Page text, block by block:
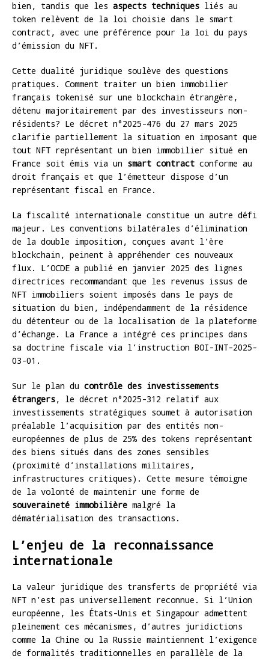
bien, tandis que les aspects techniques liés au
token relèvent de la loi choisie dans le smart
contract, avec une préférence pour la loi du pays
d’émission du NFT.
Cette dualité juridique soulève des questions
pratiques. Comment traiter un bien immobilier
français tokenisé sur une blockchain étrangère,
détenu majoritairement par des investisseurs non-
résidents? Le décret n°2025-476 du 27 mars 2025
clarifie partiellement la situation en imposant que
tout NFT représentant un bien immobilier situé en
France soit émis via un smart contract conforme au
droit français et que l’émetteur dispose d’un
représentant fiscal en France.
La fiscalité internationale constitue un autre défi
majeur. Les conventions bilatérales d’élimination
de la double imposition, conçues avant l’ère
blockchain, peinent à appréhender ces nouveaux
flux. L’OCDE a publié en janvier 2025 des lignes
directrices recommandant que les revenus issus de
NFT immobiliers soient imposés dans le pays de
situation du bien, indépendamment de la résidence
du détenteur ou de la localisation de la plateforme
d’échange. La France a intégré ces principes dans
sa doctrine fiscale via l’instruction BOI-INT-2025-
03-01.
Sur le plan du contrôle des investissements
étrangers, le décret n°2025-312 relatif aux
investissements stratégiques soumet à autorisation
préalable l’acquisition par des entités non-
européennes de plus de 25% des tokens représentant
des biens situés dans des zones sensibles
(proximité d’installations militaires,
infrastructures critiques). Cette mesure témoigne
de la volonté de maintenir une forme de
souveraineté immobilière malgré la
dématérialisation des transactions.
L’enjeu de la reconnaissance
internationale
La valeur juridique des transferts de propriété via
NFT n’est pas universellement reconnue. Si l’Union
européenne, les États-Unis et Singapour admettent
pleinement ces mécanismes, d’autres juridictions
comme la Chine ou la Russie maintiennent l’exigence
de formalités traditionnelles en parallèle de la